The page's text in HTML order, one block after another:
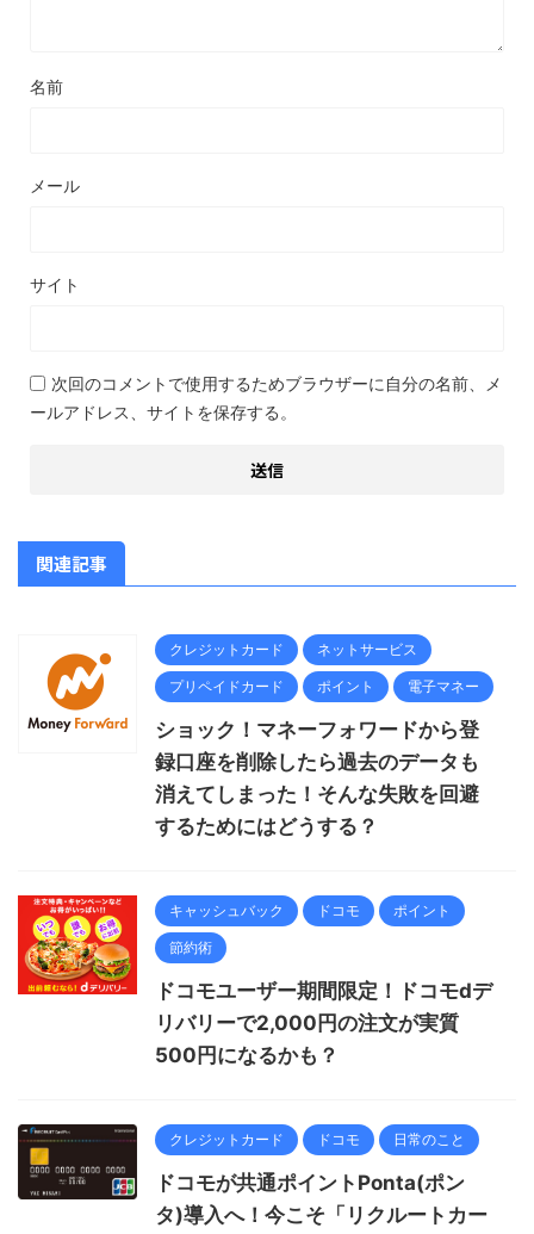
名前
メール
サイト
次回のコメントで使用するためブラウザーに自分の名前、メ
ールアドレス、サイトを保存する。
関連記事
クレジットカード ネットサービス
プリペイドカード ポイント 電子マネー
ショック！マネーフォワードから登
録口座を削除したら過去のデータも
消えてしまった！そんな失敗を回避
するためにはどうする？
キャッシュバック ドコモ ポイント
節約術
ドコモユーザー期間限定！ドコモdデ
リバリーで2,000円の注文が実質
500円になるかも？
クレジットカード ドコモ 日常のこと
ドコモが共通ポイントPonta(ポン
タ)導入へ！今こそ「リクルートカー